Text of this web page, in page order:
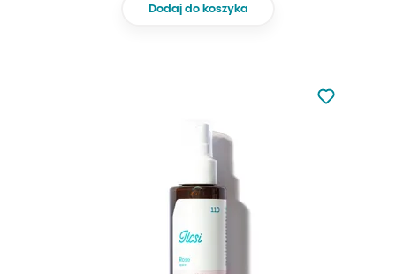
Dodaj do koszyka
Nie dodano
Dodaj do